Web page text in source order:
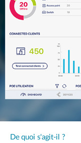
De quoi s'agit-il ?